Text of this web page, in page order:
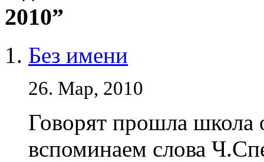
2010”
Без имени
26. Мар, 2010
Говорят прошла
вспоминаем слова